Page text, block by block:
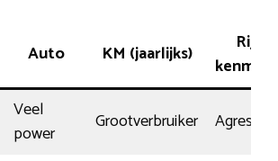
Auto KM (jaarlijks)
Rij-
kenmerk
Veel
power
Grootverbruiker
Agressief